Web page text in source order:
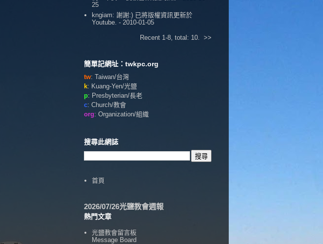
25
kngiam:謝謝:) 已將版權資訊更新於
Youtube. - 2010-01-05
Recent 1-8, total: 10. >>
簡單記網址：twkpc.org
tw: Taiwan/台灣
k: Kuang-Yen/光鹽
p: Presbyterian/長老
c: Church/教會
org: Organization/組織
搜尋此網誌
首頁
2026/07/26光鹽教會週報
熱門文章
光鹽教會留言板
Message Board